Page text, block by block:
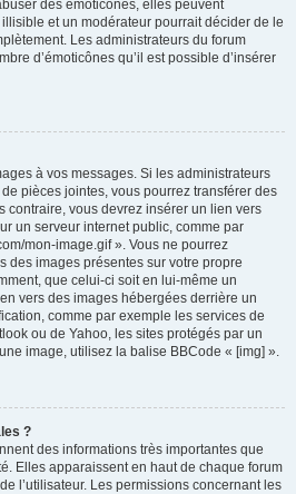
des émoticônes, elles peuvent
et un modérateur pourrait décider de le
Les administrateurs du forum
d’émoticônes qu’il est possible d’insérer
à vos messages. Si les administrateurs
pièces jointes, vous pourrez transférer des
contraire, vous devrez insérer un lien vers
un serveur internet public, comme par
mon-image.gif ». Vous ne pourrez
des images présentes sur votre propre
que celui-ci soit en lui-même un
vers des images hébergées derrière un
comme par exemple les services de
ou de Yahoo, les sites protégés par un
image, utilisez la balise BBCode « [img] ».
?
des informations très importantes que
Elles apparaissent en haut de chaque forum
l’utilisateur. Les permissions concernant les